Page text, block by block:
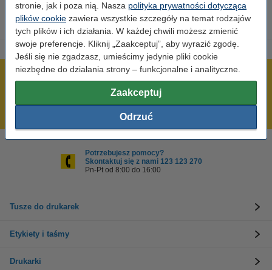
stronie, jak i poza nią. Nasza polityka prywatności dotycząca
plików cookie zawiera wszystkie szczegóły na temat rodzajów
tych plików i ich działania. W każdej chwili możesz zmienić
swoje preferencje. Kliknij „Zaakceptuj”, aby wyrazić zgodę.
Jeśli się nie zgadzasz, umieścimy jedynie pliki cookie
niezbędne do działania strony – funkcjonalne i analityczne.
Zaakceptuj
Odrzuć
600 tysięcy zadowolonych klientów
Potrzebujesz pomocy?
Skontaktuj się z nami 123 123 270
Pn-Pt od 8:00 do 16:00
Tusze do drukarek
Etykiety i taśmy
Drukarki